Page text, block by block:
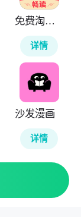
免费淘小说
详情
沙发漫画
详情